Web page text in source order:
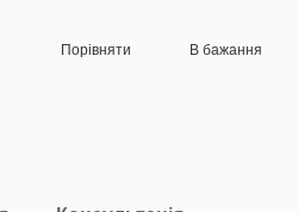
Порівняти В бажання